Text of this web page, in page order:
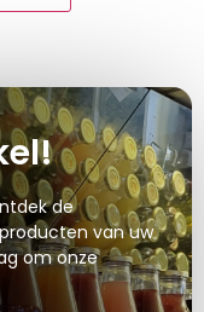
de
van uw
om onze